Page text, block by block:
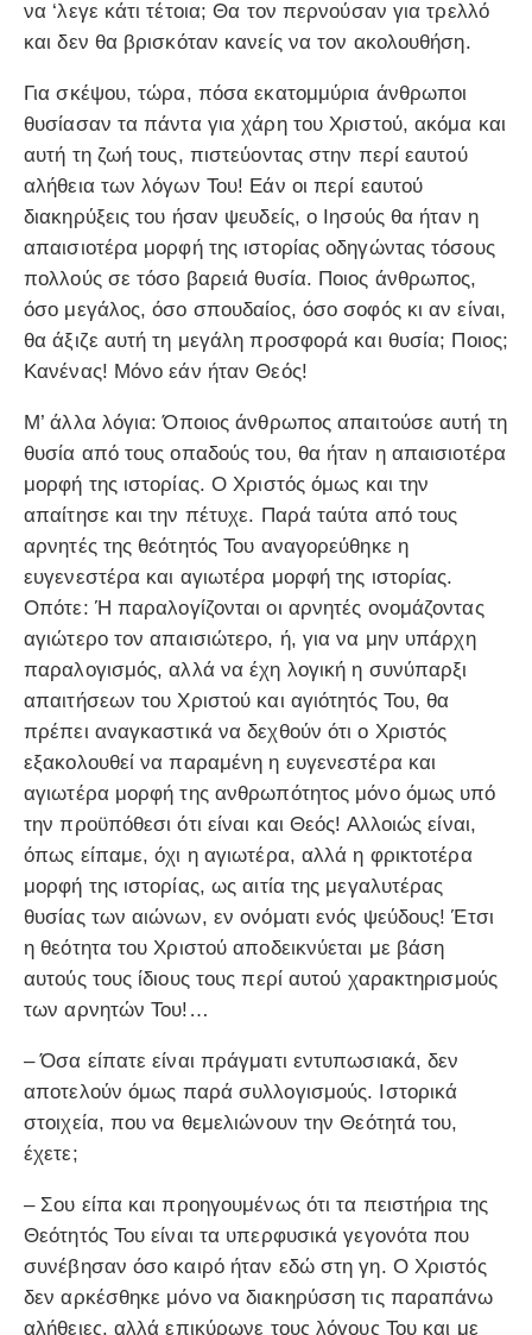
να ‘λεγε κάτι τέτοια; Θα τον περνούσαν για τρελλό
και δεν θα βρισκόταν κανείς να τον ακολουθήση.
Για σκέψου, τώρα, πόσα εκατομμύρια άνθρωποι
θυσίασαν τα πάντα για χάρη του Χριστού, ακόμα και
αυτή τη ζωή τους, πιστεύοντας στην περί εαυτού
αλήθεια των λόγων Του! Εάν οι περί εαυτού
διακηρύξεις του ήσαν ψευδείς, ο Ιησούς θα ήταν η
απαισιοτέρα μορφή της ιστορίας οδηγώντας τόσους
πολλούς σε τόσο βαρειά θυσία. Ποιος άνθρωπος,
όσο μεγάλος, όσο σπουδαίος, όσο σοφός κι αν είναι,
θα άξιζε αυτή τη μεγάλη προσφορά και θυσία; Ποιος;
Κανένας! Μόνο εάν ήταν Θεός!
Μ’ άλλα λόγια: Όποιος άνθρωπος απαιτούσε αυτή τη
θυσία από τους οπαδούς του, θα ήταν η απαισιοτέρα
μορφή της ιστορίας. Ο Χριστός όμως και την
απαίτησε και την πέτυχε. Παρά ταύτα από τους
αρνητές της θεότητός Του αναγορεύθηκε η
ευγενεστέρα και αγιωτέρα μορφή της ιστορίας.
Οπότε: Ή παραλογίζονται οι αρνητές ονομάζοντας
αγιώτερο τον απαισιώτερο, ή, για να μην υπάρχη
παραλογισμός, αλλά να έχη λογική η συνύπαρξι
απαιτήσεων του Χριστού και αγιότητός Του, θα
πρέπει αναγκαστικά να δεχθούν ότι ο Χριστός
εξακολουθεί να παραμένη η ευγενεστέρα και
αγιωτέρα μορφή της ανθρωπότητος μόνο όμως υπό
την προϋπόθεσι ότι είναι και Θεός! Αλλοιώς είναι,
όπως είπαμε, όχι η αγιωτέρα, αλλά η φρικτοτέρα
μορφή της ιστορίας, ως αιτία της μεγαλυτέρας
θυσίας των αιώνων, εν ονόματι ενός ψεύδους! Έτσι
η θεότητα του Χριστού αποδεικνύεται με βάση
αυτούς τους ίδιους τους περί αυτού χαρακτηρισμούς
των αρνητών Του!…
– Όσα είπατε είναι πράγματι εντυπωσιακά, δεν
αποτελούν όμως παρά συλλογισμούς. Ιστορικά
στοιχεία, που να θεμελιώνουν την Θεότητά του,
έχετε;
– Σου είπα και προηγουμένως ότι τα πειστήρια της
Θεότητός Του είναι τα υπερφυσικά γεγονότα που
συνέβησαν όσο καιρό ήταν εδώ στη γη. Ο Χριστός
δεν αρκέσθηκε μόνο να διακηρύσση τις παραπάνω
αλήθειες, αλλά επικύρωνε τους λόγους Του και με